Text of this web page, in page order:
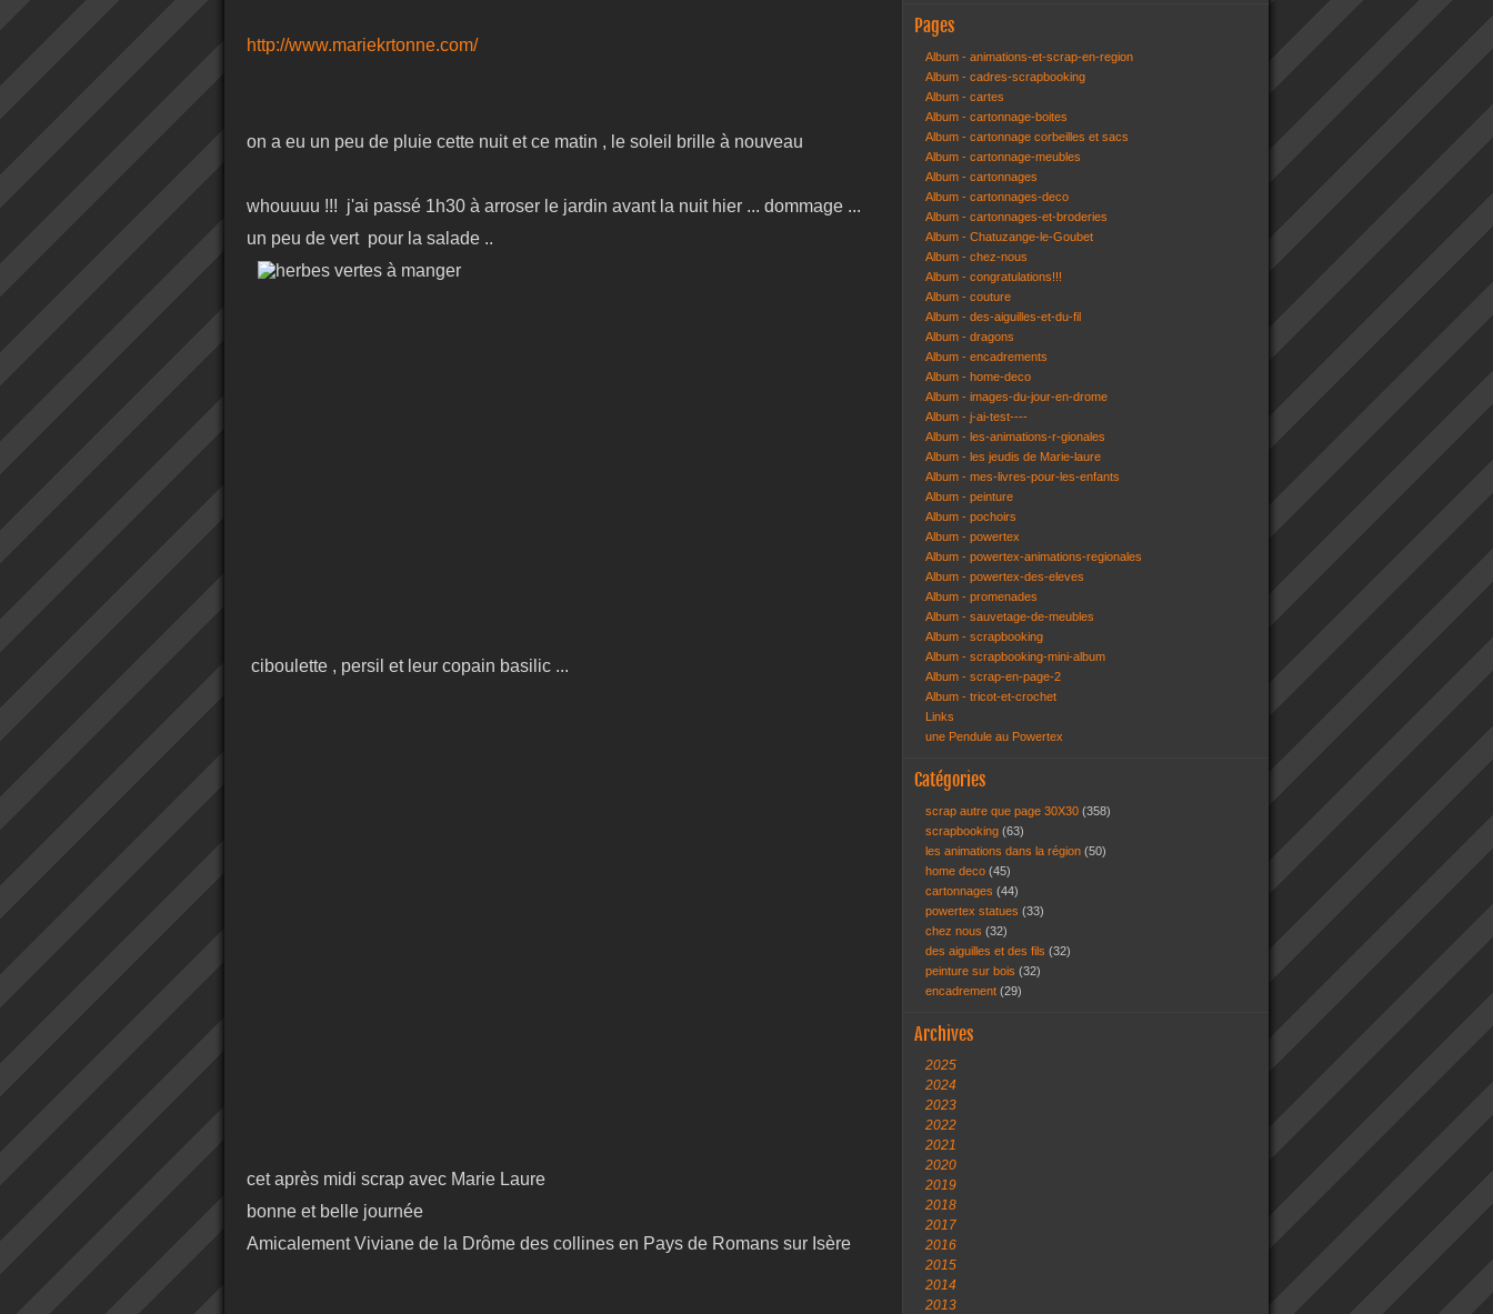
http://www.mariekrtonne.com/
on a eu un peu de pluie cette nuit et ce matin , le soleil brille à nouveau
whouuuu !!! j'ai passé 1h30 à arroser le jardin avant la nuit hier ... dommage ...
un peu de vert pour la salade ..
ciboulette , persil et leur copain basilic ...
cet après midi scrap avec Marie Laure
bonne et belle journée
Amicalement Viviane de la Drôme des collines en Pays de Romans sur Isère
Pages
Album - animations-et-scrap-en-region
Album - cadres-scrapbooking
Album - cartes
Album - cartonnage-boites
Album - cartonnage corbeilles et sacs
Album - cartonnage-meubles
Album - cartonnages
Album - cartonnages-deco
Album - cartonnages-et-broderies
Album - Chatuzange-le-Goubet
Album - chez-nous
Album - congratulations!!!
Album - couture
Album - des-aiguilles-et-du-fil
Album - dragons
Album - encadrements
Album - home-deco
Album - images-du-jour-en-drome
Album - j-ai-test----
Album - les-animations-r-gionales
Album - les jeudis de Marie-laure
Album - mes-livres-pour-les-enfants
Album - peinture
Album - pochoirs
Album - powertex
Album - powertex-animations-regionales
Album - powertex-des-eleves
Album - promenades
Album - sauvetage-de-meubles
Album - scrapbooking
Album - scrapbooking-mini-album
Album - scrap-en-page-2
Album - tricot-et-crochet
Links
une Pendule au Powertex
Catégories
scrap autre que page 30X30 (358)
scrapbooking (63)
les animations dans la région (50)
home deco (45)
cartonnages (44)
powertex statues (33)
chez nous (32)
des aiguilles et des fils (32)
peinture sur bois (32)
encadrement (29)
Archives
2025
2024
2023
2022
2021
2020
2019
2018
2017
2016
2015
2014
2013